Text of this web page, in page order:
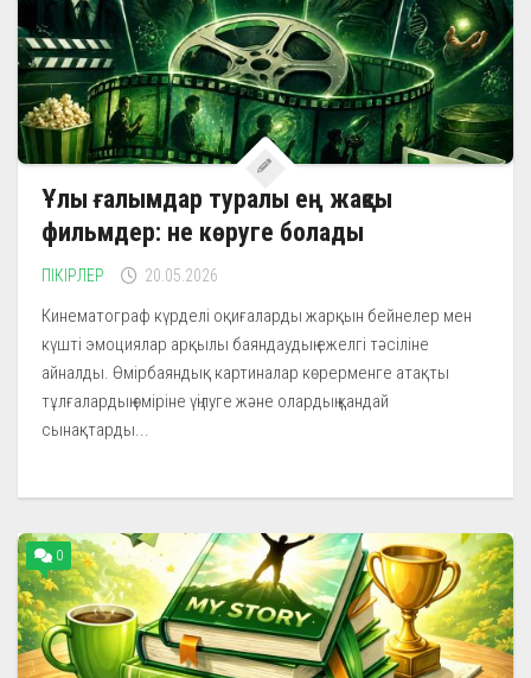
Ұлы ғалымдар туралы ең жақсы
фильмдер: не көруге болады
ПІКІРЛЕР 20.05.2026
Кинематограф күрделі оқиғаларды жарқын бейнелер мен
күшті эмоциялар арқылы баяндаудың ежелгі тәсіліне
айналды. Өмірбаяндық картиналар көрерменге атақты
тұлғалардың өміріне үңілуге және олардың қандай
сынақтарды...
0